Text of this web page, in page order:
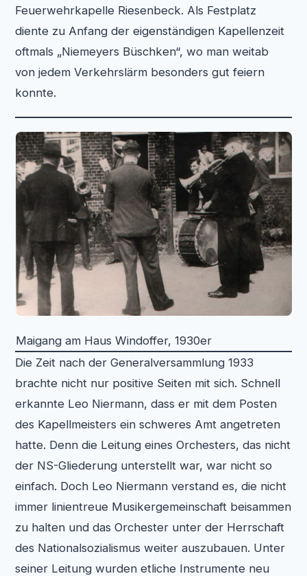
Feuerwehrkapelle Riesenbeck. Als Festplatz
diente zu Anfang der eigenständigen Kapellenzeit
oftmals „Niemeyers Büschken“, wo man weitab
von jedem Verkehrslärm besonders gut feiern
konnte.
Maigang am Haus Windoffer, 1930er
Die Zeit nach der Generalversammlung 1933
brachte nicht nur positive Seiten mit sich. Schnell
erkannte Leo Niermann, dass er mit dem Posten
des Kapellmeisters ein schweres Amt angetreten
hatte. Denn die Leitung eines Orchesters, das nicht
der NS-Gliederung unterstellt war, war nicht so
einfach. Doch Leo Niermann verstand es, die nicht
immer linientreue Musikergemeinschaft beisammen
zu halten und das Orchester unter der Herrschaft
des Nationalsozialismus weiter auszubauen. Unter
seiner Leitung wurden etliche Instrumente neu